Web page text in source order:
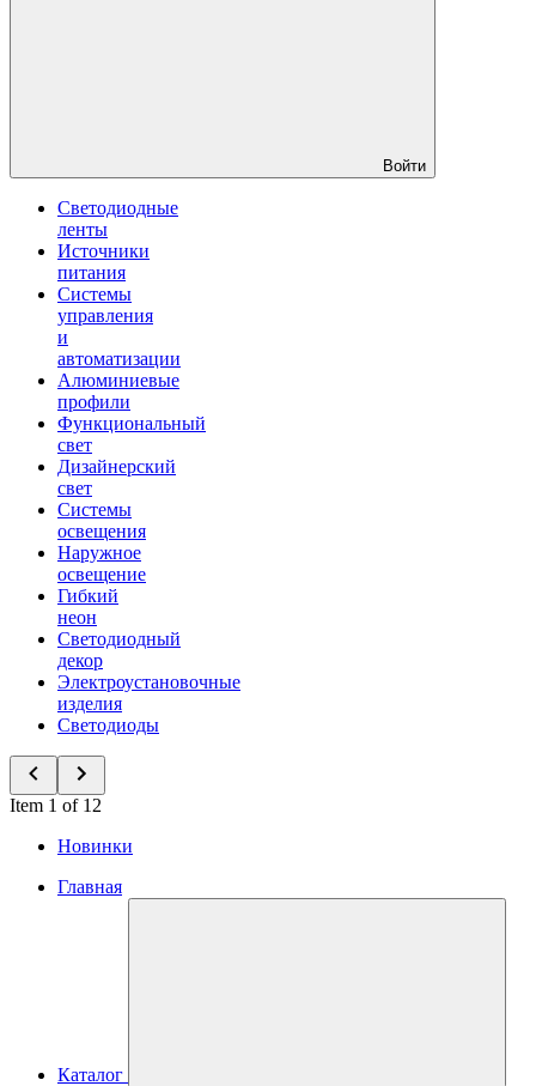
Войти
Светодиодные
ленты
Источники
питания
Системы
управления
и
автоматизации
Алюминиевые
профили
Функциональный
свет
Дизайнерский
свет
Системы
освещения
Наружное
освещение
Гибкий
неон
Светодиодный
декор
Электроустановочные
изделия
Светодиоды
Item 1 of 12
Новинки
Главная
Каталог